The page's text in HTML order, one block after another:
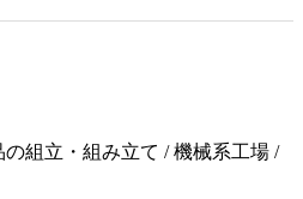
組立・組み立て / 機械系工場 /